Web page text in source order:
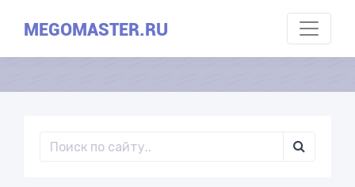
MEGOMASTER.RU